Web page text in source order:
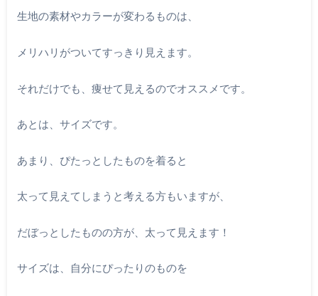
生地の素材やカラーが変わるものは、
メリハリがついてすっきり見えます。
それだけでも、痩せて見えるのでオススメです。
あとは、サイズです。
あまり、ぴたっとしたものを着ると
太って見えてしまうと考える方もいますが、
だぼっとしたものの方が、太って見えます！
サイズは、自分にぴったりのものを